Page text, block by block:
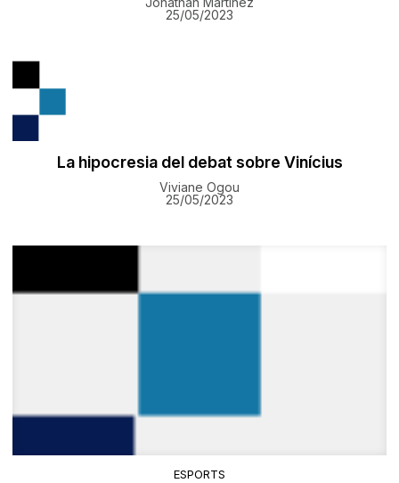
25/05/2023
La hipocresia del debat sobre Vinícius
Viviane Ogou
25/05/2023
ESPORTS